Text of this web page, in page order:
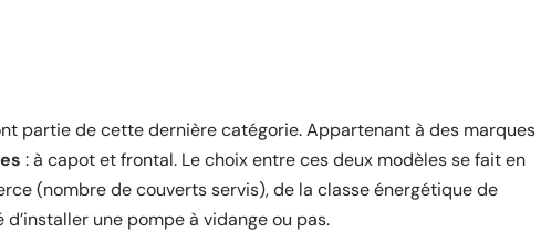
partie de cette dernière catégorie. Appartenant à des marques
: à capot et frontal. Le choix entre ces deux modèles se fait en
(nombre de couverts servis), de la classe énergétique de
une pompe à vidange ou pas.